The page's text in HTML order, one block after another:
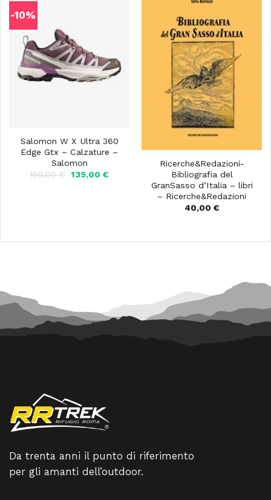
-10%
Salomon W X Ultra 360
Edge Gtx – Calzature –
Salomon
150,00€ Il
135,00€Il
Ricerche&Redazioni-
Bibliografia del
GranSasso d’Italia – libri
– Ricerche&Redazioni
40,00 €
Da trenta anni il punto di riferimento
per gli amanti dell’outdoor.